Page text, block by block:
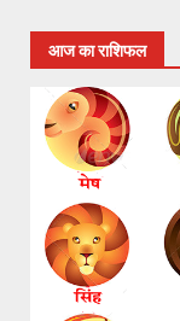
आज का राशिफल